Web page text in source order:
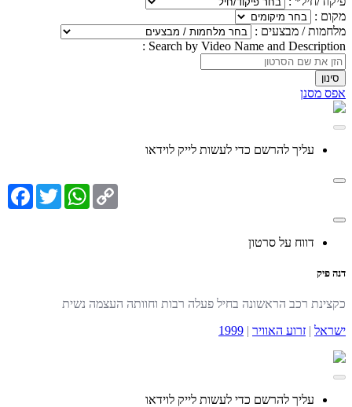
מקום :
מלחמות / מבצעים :
Search by Video Name and Description :
אפס מסנן
עליך להרשם כדי לעשות לייק לוידאו
Twitter
WhatsApp Copy
Link
דווח על סרטון
דנה פיק
כקצינת רכב הראשונה בחיל פעלה רבות וחוותה העצמה נשית
ישראל | זרוע האוויר |
1999
עליך להרשם כדי לעשות לייק לוידאו